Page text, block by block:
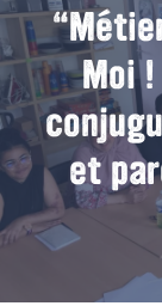
Moi
et